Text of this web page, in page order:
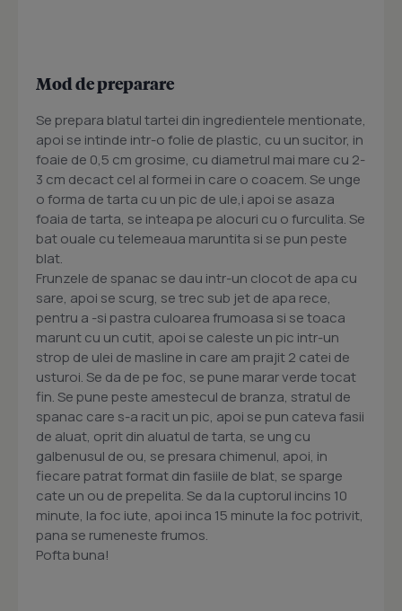
Mod de preparare
Se prepara blatul tartei din ingredientele mentionate,
apoi se intinde intr-o folie de plastic, cu un sucitor, in
foaie de 0,5 cm grosime, cu diametrul mai mare cu 2-
3 cm decact cel al formei in care o coacem. Se unge
o forma de tarta cu un pic de ule,i apoi se asaza
foaia de tarta, se inteapa pe alocuri cu o furculita. Se
bat ouale cu telemeaua maruntita si se pun peste
blat.
Frunzele de spanac se dau intr-un clocot de apa cu
sare, apoi se scurg, se trec sub jet de apa rece,
pentru a -si pastra culoarea frumoasa si se toaca
marunt cu un cutit, apoi se caleste un pic intr-un
strop de ulei de masline in care am prajit 2 catei de
usturoi. Se da de pe foc, se pune marar verde tocat
fin. Se pune peste amestecul de branza, stratul de
spanac care s-a racit un pic, apoi se pun cateva fasii
de aluat, oprit din aluatul de tarta, se ung cu
galbenusul de ou, se presara chimenul, apoi, in
fiecare patrat format din fasiile de blat, se sparge
cate un ou de prepelita. Se da la cuptorul incins 10
minute, la foc iute, apoi inca 15 minute la foc potrivit,
pana se rumeneste frumos.
Pofta buna!